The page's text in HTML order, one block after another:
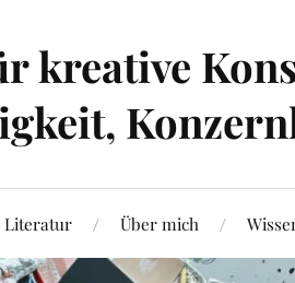
kreative
Literatur Über mich